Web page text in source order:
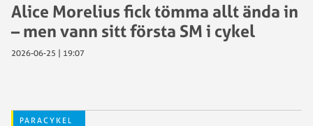
Alice Morelius fick tömma allt ända in
– men vann sitt första SM i cykel
2026-06-25 | 19:07
PARACYKEL